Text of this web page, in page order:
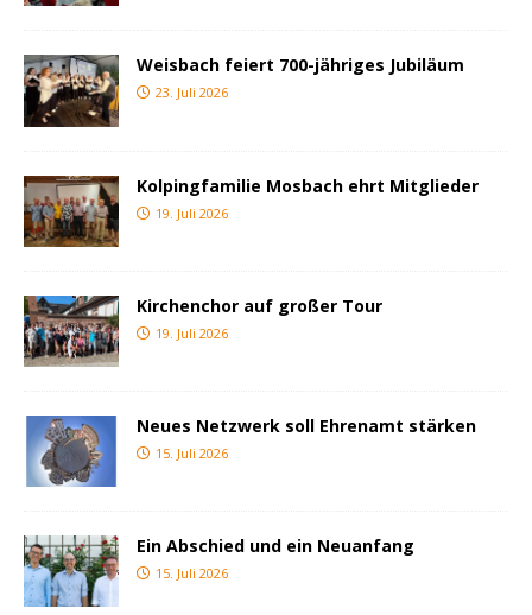
Weisbach feiert 700-jähriges Jubiläum
23. Juli 2026
Kolpingfamilie Mosbach ehrt Mitglieder
19. Juli 2026
Kirchenchor auf großer Tour
19. Juli 2026
Neues Netzwerk soll Ehrenamt stärken
15. Juli 2026
Ein Abschied und ein Neuanfang
15. Juli 2026